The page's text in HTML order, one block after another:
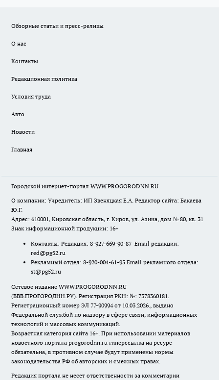
Обзорные статьи и пресс-релизы
О нас
Контакты
Редакционная политика
Условия труда
Авто
Новости
Главная
Городской интернет-портал WWW.PROGORODNN.RU
О компании: Учредитель: ИП Звеняцкая Е.А. Редактор сайта: Бакаева
Ю.Г.
Адрес: 610001, Кировская область, г. Киров, ул. Азина, дом № 80, кв. 31
Знак информационной продукции: 16+
Контакты: Редакция: 8-927-669-90-87 Email редакции:
red@pg52.ru
Рекламный отдел: 8-920-004-61-95 Email рекламного отдела:
st@pg52.ru
Сетевое издание WWW.PROGORODNN.RU
(ВВВ.ПРОГОРОДНН.РУ). Регистрация РКН: №: 7378360181.
Регистрационный номер ЭЛ 77-90994 от 10.03.2026., выдано
Федеральной службой по надзору в сфере связи, информационных
технологий и массовых коммуникаций.
Возрастная категория сайта 16+. При использовании материалов
новостного портала progorodnn.ru гиперссылка на ресурс
обязательна, в противном случае будут применены нормы
законодательства РФ об авторских и смежных правах.
Редакция портала не несет ответственности за комментарии